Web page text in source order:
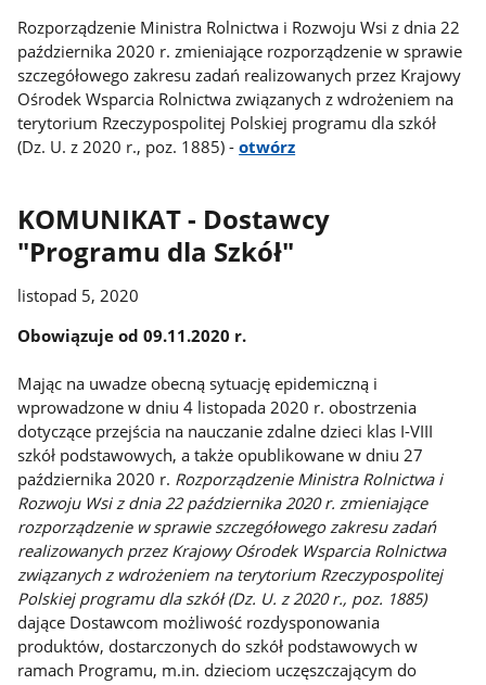
Rozporządzenie Ministra Rolnictwa i Rozwoju Wsi z dnia 22
października 2020 r. zmieniające rozporządzenie w sprawie
szczegółowego zakresu zadań realizowanych przez Krajowy
Ośrodek Wsparcia Rolnictwa związanych z wdrożeniem na
terytorium Rzeczypospolitej Polskiej programu dla szkół
(Dz. U. z 2020 r., poz. 1885) -otwórz
KOMUNIKAT - Dostawcy
"Programu dla Szkół"
listopad 5, 2020
Obowiązuje od 09.11.2020 r.
Mając na uwadze obecną sytuację epidemiczną i
wprowadzone w dniu 4 listopada 2020 r. obostrzenia
dotyczące przejścia na nauczanie zdalne dzieci klas I-VIII
szkół podstawowych, a także opublikowane w dniu 27
października 2020 r. Rozporządzenie Ministra Rolnictwa i
Rozwoju Wsi z dnia 22 października 2020 r. zmieniające
rozporządzenie w sprawie szczegółowego zakresu zadań
realizowanych przez Krajowy Ośrodek Wsparcia Rolnictwa
związanych z wdrożeniem na terytorium Rzeczypospolitej
Polskiej programu dla szkół (Dz. U. z 2020 r., poz. 1885)
dające Dostawcom możliwość rozdysponowania
produktów, dostarczonych do szkół podstawowych w
ramach Programu, m.in. dzieciom uczęszczającym do